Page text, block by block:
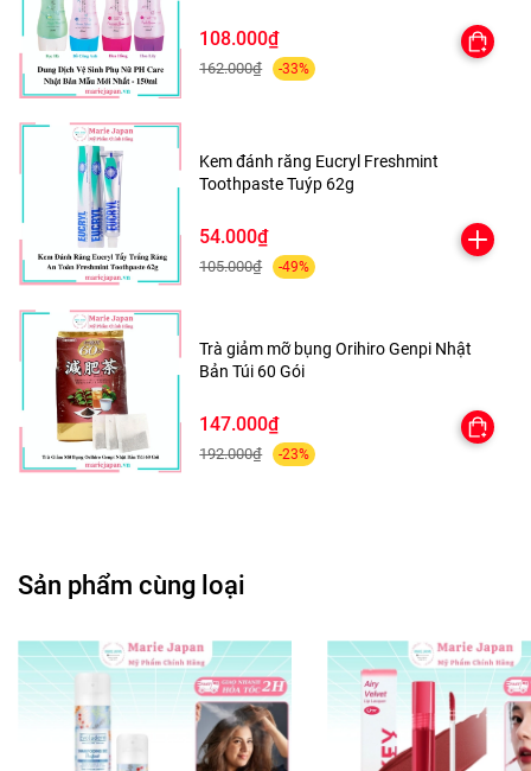
108.000₫
162.000₫ -33%
Kem đánh răng Eucryl Freshmint
Toothpaste Tuýp 62g
54.000₫
105.000₫ -49%
Trà giảm mỡ bụng Orihiro Genpi Nhật
Bản Túi 60 Gói
147.000₫
192.000₫ -23%
Sản phẩm cùng loại